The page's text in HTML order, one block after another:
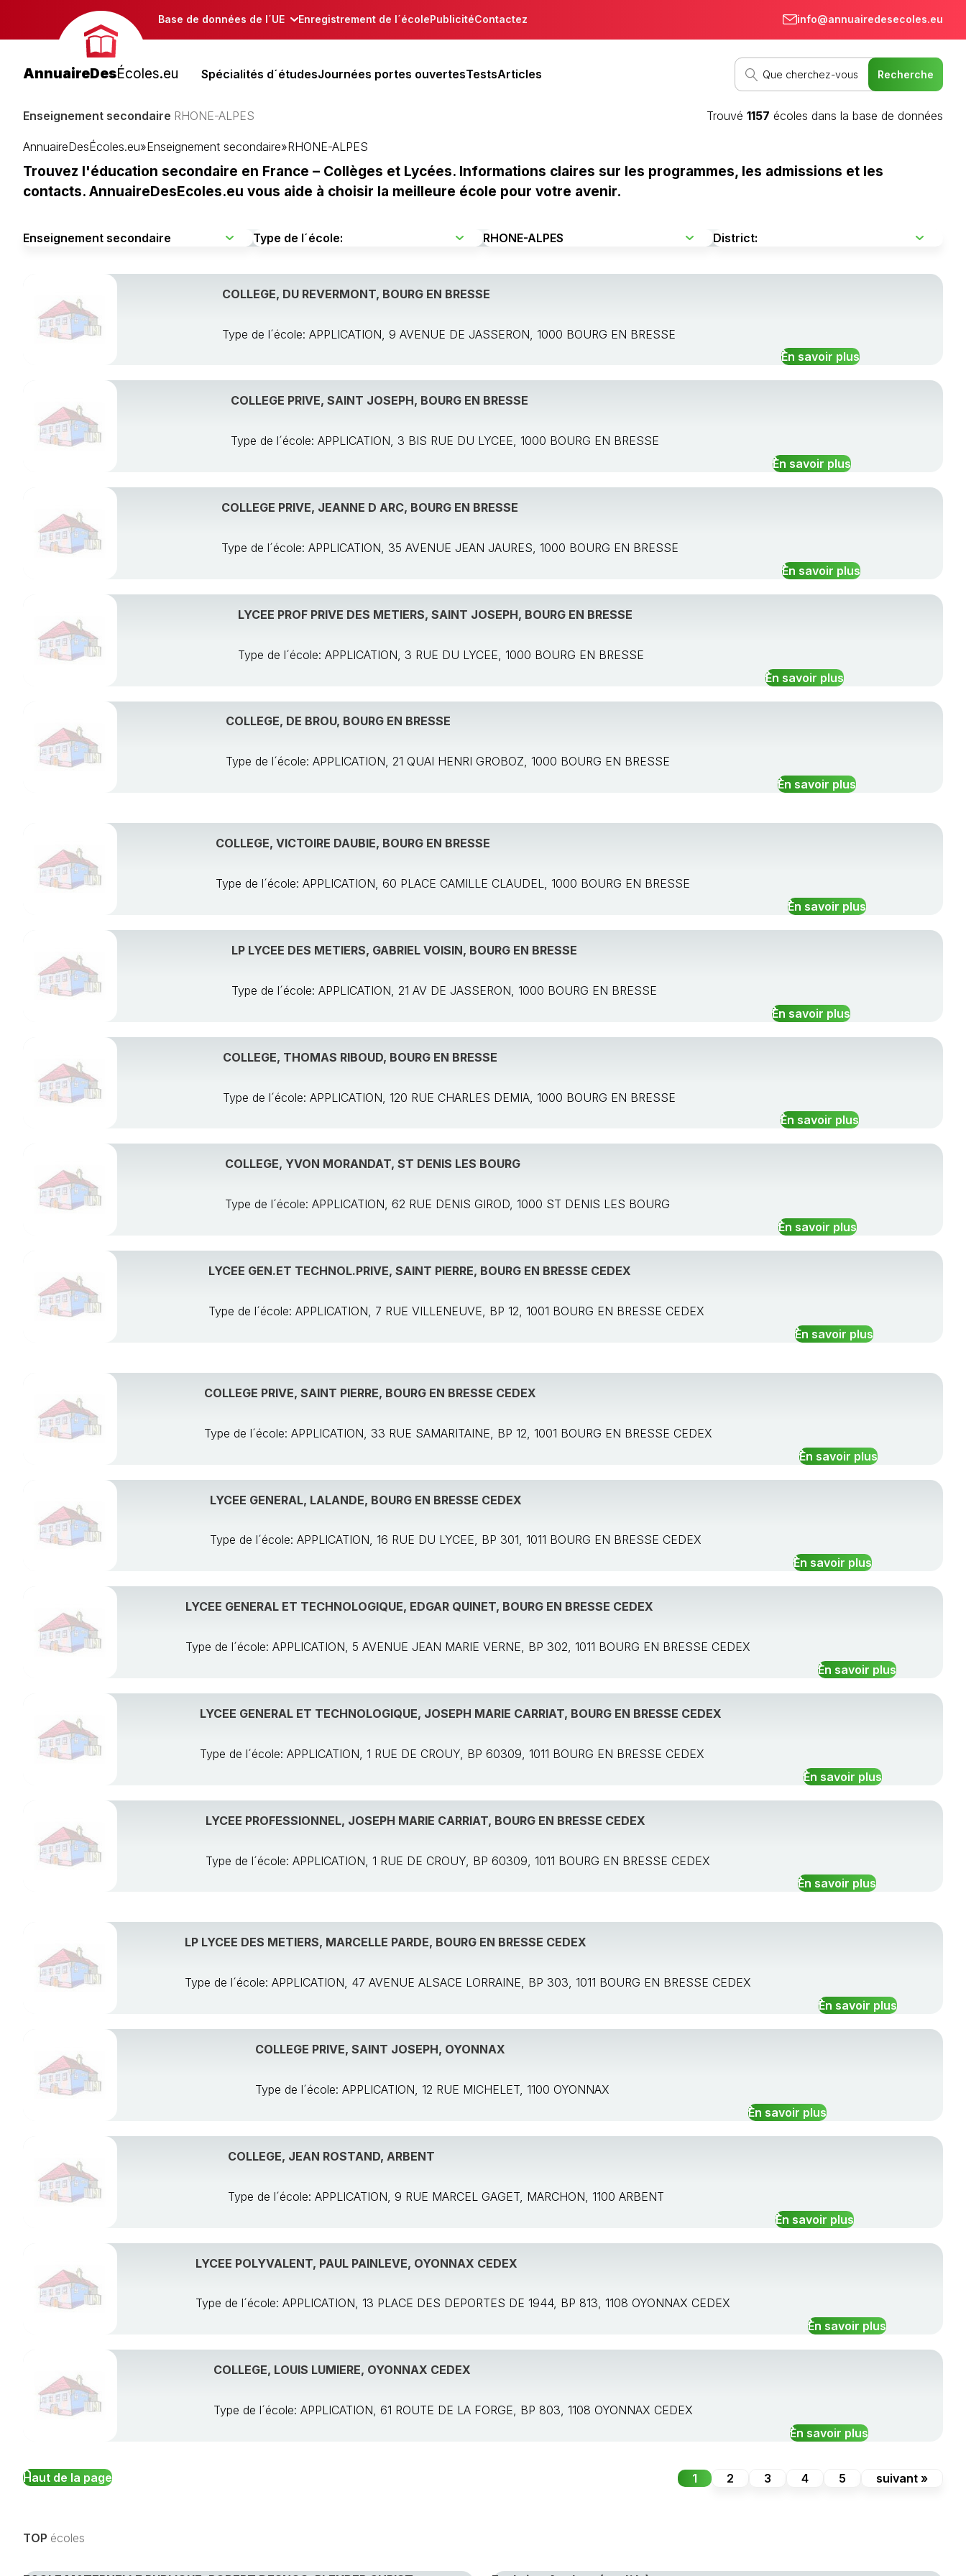
Base de données de l´UE Enregistrement de l´écolePublicitéContactez info@annuairedesecoles.eu
AnnuaireDesÉcoles.eu Spécialités d´étudesJournées portes ouvertesTestsArticles
Enseignement secondaire RHONE-ALPES Trouvé 1157 écoles dans la base de données
AnnuaireDesÉcoles.eu»Enseignement secondaire»RHONE-ALPES
Trouvez l'éducation secondaire en France – Collèges et Lycées. Informations claires sur les programmes, les admissions et les
contacts. AnnuaireDesEcoles.eu vous aide à choisir la meilleure école pour votre avenir.
COLLEGE, DU REVERMONT, BOURG EN BRESSE
Type de l´école: APPLICATION, 9 AVENUE DE JASSERON, 1000 BOURG EN BRESSE
En savoir plus
COLLEGE PRIVE, SAINT JOSEPH, BOURG EN BRESSE
Type de l´école: APPLICATION, 3 BIS RUE DU LYCEE, 1000 BOURG EN BRESSE
En savoir plus
COLLEGE PRIVE, JEANNE D ARC, BOURG EN BRESSE
Type de l´école: APPLICATION, 35 AVENUE JEAN JAURES, 1000 BOURG EN BRESSE
En savoir plus
LYCEE PROF PRIVE DES METIERS, SAINT JOSEPH, BOURG EN BRESSE
Type de l´école: APPLICATION, 3 RUE DU LYCEE, 1000 BOURG EN BRESSE
En savoir plus
COLLEGE, DE BROU, BOURG EN BRESSE
Type de l´école: APPLICATION, 21 QUAI HENRI GROBOZ, 1000 BOURG EN BRESSE
En savoir plus
COLLEGE, VICTOIRE DAUBIE, BOURG EN BRESSE
Type de l´école: APPLICATION, 60 PLACE CAMILLE CLAUDEL, 1000 BOURG EN BRESSE
En savoir plus
LP LYCEE DES METIERS, GABRIEL VOISIN, BOURG EN BRESSE
Type de l´école: APPLICATION, 21 AV DE JASSERON, 1000 BOURG EN BRESSE
En savoir plus
COLLEGE, THOMAS RIBOUD, BOURG EN BRESSE
Type de l´école: APPLICATION, 120 RUE CHARLES DEMIA, 1000 BOURG EN BRESSE
En savoir plus
COLLEGE, YVON MORANDAT, ST DENIS LES BOURG
Type de l´école: APPLICATION, 62 RUE DENIS GIROD, 1000 ST DENIS LES BOURG
En savoir plus
LYCEE GEN.ET TECHNOL.PRIVE, SAINT PIERRE, BOURG EN BRESSE CEDEX
Type de l´école: APPLICATION, 7 RUE VILLENEUVE, BP 12, 1001 BOURG EN BRESSE CEDEX
En savoir plus
COLLEGE PRIVE, SAINT PIERRE, BOURG EN BRESSE CEDEX
Type de l´école: APPLICATION, 33 RUE SAMARITAINE, BP 12, 1001 BOURG EN BRESSE CEDEX
En savoir plus
LYCEE GENERAL, LALANDE, BOURG EN BRESSE CEDEX
Type de l´école: APPLICATION, 16 RUE DU LYCEE, BP 301, 1011 BOURG EN BRESSE CEDEX
En savoir plus
LYCEE GENERAL ET TECHNOLOGIQUE, EDGAR QUINET, BOURG EN BRESSE CEDEX
Type de l´école: APPLICATION, 5 AVENUE JEAN MARIE VERNE, BP 302, 1011 BOURG EN BRESSE CEDEX
En savoir plus
LYCEE GENERAL ET TECHNOLOGIQUE, JOSEPH MARIE CARRIAT, BOURG EN BRESSE CEDEX
Type de l´école: APPLICATION, 1 RUE DE CROUY, BP 60309, 1011 BOURG EN BRESSE CEDEX
En savoir plus
LYCEE PROFESSIONNEL, JOSEPH MARIE CARRIAT, BOURG EN BRESSE CEDEX
Type de l´école: APPLICATION, 1 RUE DE CROUY, BP 60309, 1011 BOURG EN BRESSE CEDEX
En savoir plus
LP LYCEE DES METIERS, MARCELLE PARDE, BOURG EN BRESSE CEDEX
Type de l´école: APPLICATION, 47 AVENUE ALSACE LORRAINE, BP 303, 1011 BOURG EN BRESSE CEDEX
En savoir plus
COLLEGE PRIVE, SAINT JOSEPH, OYONNAX
Type de l´école: APPLICATION, 12 RUE MICHELET, 1100 OYONNAX
En savoir plus
COLLEGE, JEAN ROSTAND, ARBENT
Type de l´école: APPLICATION, 9 RUE MARCEL GAGET, MARCHON, 1100 ARBENT
En savoir plus
LYCEE POLYVALENT, PAUL PAINLEVE, OYONNAX CEDEX
Type de l´école: APPLICATION, 13 PLACE DES DEPORTES DE 1944, BP 813, 1108 OYONNAX CEDEX
En savoir plus
COLLEGE, LOUIS LUMIERE, OYONNAX CEDEX
Type de l´école: APPLICATION, 61 ROUTE DE LA FORGE, BP 803, 1108 OYONNAX CEDEX
En savoir plus
Haut de la page 1 2 3 4 5 suivant »
TOP écoles